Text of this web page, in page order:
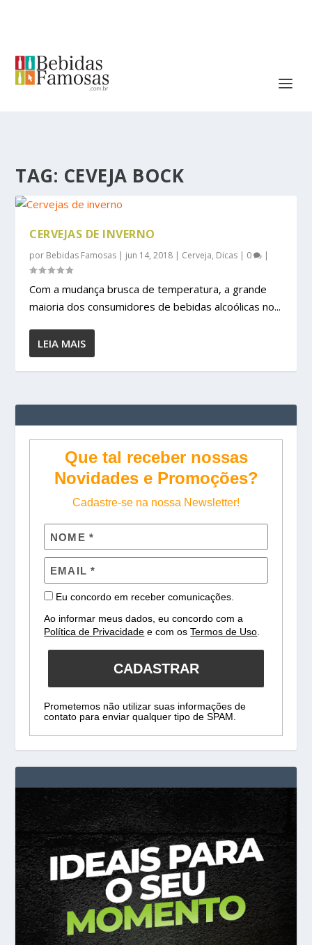
TAG: CEVEJA BOCK
CERVEJAS DE INVERNO
por Bebidas Famosas | jun 14, 2018 | Cerveja, Dicas | 0 |
Com a mudança brusca de temperatura, a grande
maioria dos consumidores de bebidas alcoólicas no...
LEIA MAIS
Que tal receber nossas
Novidades e Promoções?
Cadastre-se na nossa Newsletter!
Eu concordo em receber comunicações.
Ao informar meus dados, eu concordo com a
Política de Privacidade e com osTermos de Uso
CADASTRAR
Prometemos não utilizar suas informações de
contato para enviar qualquer tipo de SPAM.